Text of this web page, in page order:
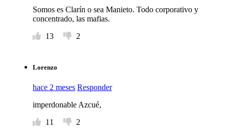
Somos es Clarín o sea Manieto. Todo corporativo y
concentrado, las mafias.
13
2
Lorenzo
hace 2 meses Responder
imperdonable Azcué,
11
2